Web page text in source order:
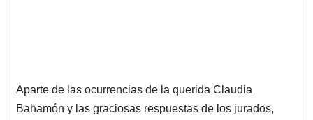
Aparte de las ocurrencias de la querida Claudia
Bahamón y las graciosas respuestas de los jurados,